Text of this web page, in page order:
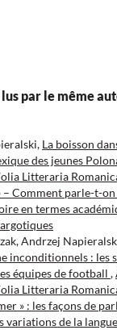
par le même
La boisson
des jeunes
Litteraria
– Comment parle-t-on
en termes
Andrzej
inconditionnels : les
équipes de football ,
Litteraria
» : les façons de
variations de la langue